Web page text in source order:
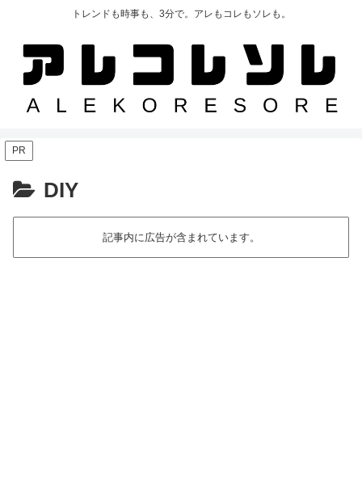
トレンドも時事も、3分で。アレもコレもソレも。
PR
DIY
記事内に広告が含まれています。